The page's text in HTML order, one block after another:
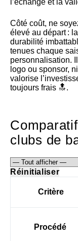
Côté coût, ne
élevé au départ : la
durabilité
tenues chaque
personnalisation.
logo ou sponsor,
valorise
toujours frais 🔝.
clubs de
Réinitialiser
Critère
Procédé